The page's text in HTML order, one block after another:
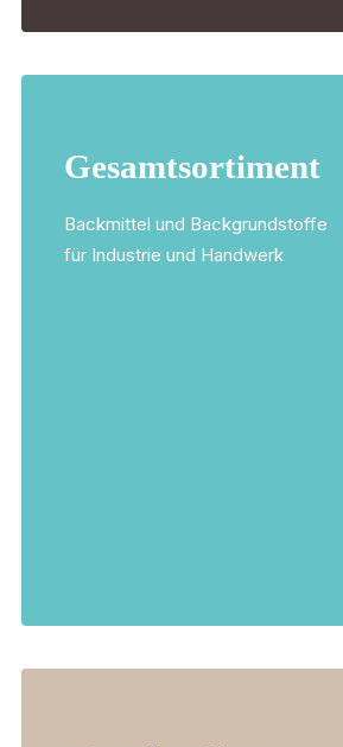
Gesamtsortiment
Backmittel und Backgrundstoffe
für Industrie und Handwerk